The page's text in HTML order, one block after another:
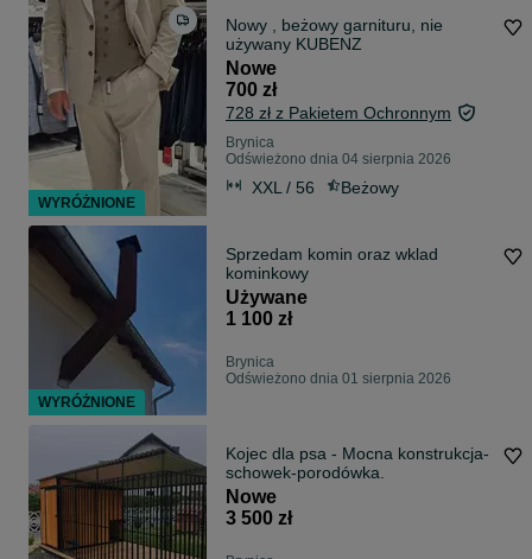
Nowy , beżowy garnituru, nie
używany KUBENZ
Nowe
700 zł
728 zł z Pakietem Ochronnym
Brynica
Odświeżono dnia 04 sierpnia 2026
XXL / 56 Beżowy
Sprzedam komin oraz wklad
kominkowy
Używane
1 100 zł
Brynica
Odświeżono dnia 01 sierpnia 2026
Kojec dla psa - Mocna konstrukcja-
schowek-porodówka.
Nowe
3 500 zł
WYRÓŻNIONE
WYRÓŻNIONE